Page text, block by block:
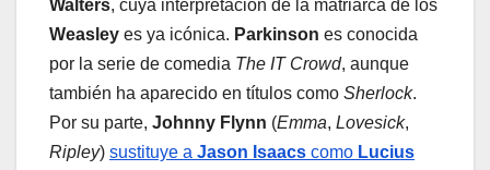
Walters, cuya interpretación de la matriarca de los
Weasley es ya icónica. Parkinson es conocida
por la serie de comedia The IT Crowd, aunque
también ha aparecido en títulos como Sherlock.
Por su parte, Johnny Flynn (Emma, Lovesick,
Ripley) sustituye a Jason Isaacs como Lucius